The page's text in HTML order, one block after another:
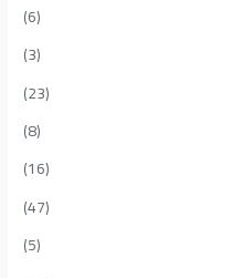
(6)
(3)
(23)
(8)
(16)
(47)
(5)